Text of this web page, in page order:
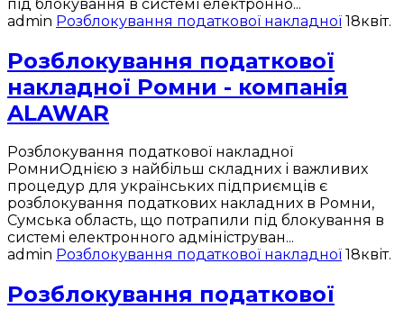
під блокування в системі електронно...
admin Розблокування податкової накладної 18квіт.
Розблокування податкової
накладної Ромни - компанія
ALAWAR
Розблокування податкової накладної
РомниОднією з найбільш складних і важливих
процедур для українських підприємців є
розблокування податкових накладних в Ромни,
Сумська область, що потрапили під блокування в
системі електронного адмініструван...
admin Розблокування податкової накладної 18квіт.
Розблокування податкової